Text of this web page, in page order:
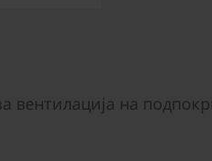
вентилација на